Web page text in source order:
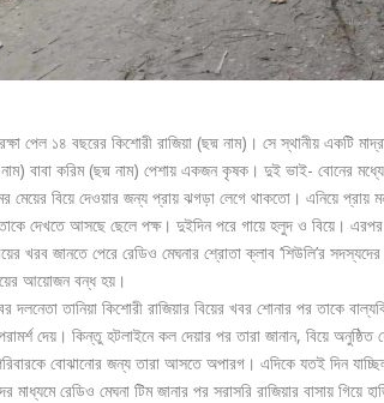
পেল ১৪ বছরের কিশোরী রাজিয়া (ছদ্ম নাম)। সে স্থানীয় একটি
নাম) বাবা করিম (ছদ্ম নাম) পেশায় একজন কৃষক। দুই ভাই- বোনের
মেয়ের বিয়ে দেওয়ার জন্য প্রায় ঝগড়া লেগে থাকতো। এনিয়ে প্রায়
দেখতে আসছে ছেলে পক্ষ। দুইদিন পরে গায়ে হলুদ ও বিয়ে।
খরব জানতে পেরে রেডিও মেঘনার শ্রোতা ক্লাব ‘শিউলি’র
আয়োজন বন্ধ হয়।
তানিয়া কিশোরী রাজিয়ার বিয়ের খবর শোনার পর তাকে
দেয়। কিন্তু হটলাইনে কল দেয়ার পর তারা জানান, বিয়ে
বোঝানোর জন্য তারা আসতে অপারগ। এদিকে যতই দিন যাচ্ছিল
মাধ্যমে রেডিও মেঘনা টিম জানার পর সরাসরি রাজিয়ার বাসায় গিয়ে